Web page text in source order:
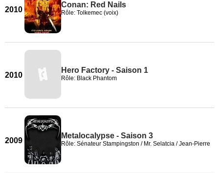
2010
Conan: Red Nails
Rôle: Tolkemec (voix)
2010
Hero Factory - Saison 1
Rôle: Black Phantom
2009
Metalocalypse - Saison 3
Rôle: Sénateur Stampingston / Mr. Selatcia / Jean-Pierre